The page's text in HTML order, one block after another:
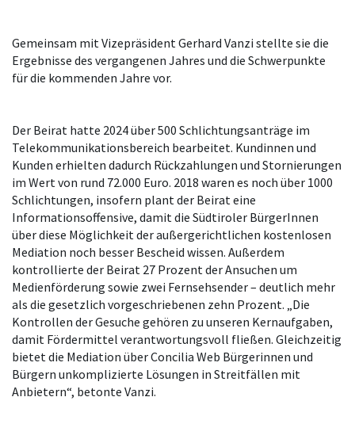
Gemeinsam mit Vizepräsident Gerhard Vanzi stellte sie die
Ergebnisse des vergangenen Jahres und die Schwerpunkte
für die kommenden Jahre vor.
Der Beirat hatte 2024 über 500 Schlichtungsanträge im
Telekommunikationsbereich bearbeitet. Kundinnen und
Kunden erhielten dadurch Rückzahlungen und Stornierungen
im Wert von rund 72.000 Euro. 2018 waren es noch über 1000
Schlichtungen, insofern plant der Beirat eine
Informationsoffensive, damit die Südtiroler BürgerInnen
über diese Möglichkeit der außergerichtlichen kostenlosen
Mediation noch besser Bescheid wissen. Außerdem
kontrollierte der Beirat 27 Prozent der Ansuchen um
Medienförderung sowie zwei Fernsehsender – deutlich mehr
als die gesetzlich vorgeschriebenen zehn Prozent. „Die
Kontrollen der Gesuche gehören zu unseren Kernaufgaben,
damit Fördermittel verantwortungsvoll fließen. Gleichzeitig
bietet die Mediation über Concilia Web Bürgerinnen und
Bürgern unkomplizierte Lösungen in Streitfällen mit
Anbietern“, betonte Vanzi.